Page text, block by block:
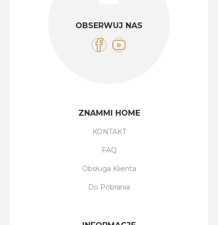
OBSERWUJ NAS
ZNAMMI HOME
KONTAKT
FAQ
Obsługa Klienta
Do Pobrania